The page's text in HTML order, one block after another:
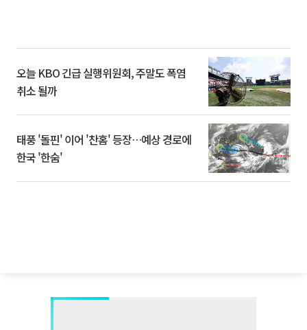
오늘 KBO 긴급 실행위원회, 주말도 폭염
취소 될까
태풍 '돌핀' 이어 '찬홈' 등장…예상 경로에
한국 '한숨'